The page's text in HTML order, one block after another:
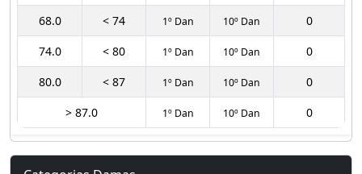
68.0
< 74 1º Dan 10º Dan
0
74.0
< 80 1º Dan 10º Dan
0
80.0
< 87 1º Dan 10º Dan
0
> 87.0
1º Dan 10º Dan 0